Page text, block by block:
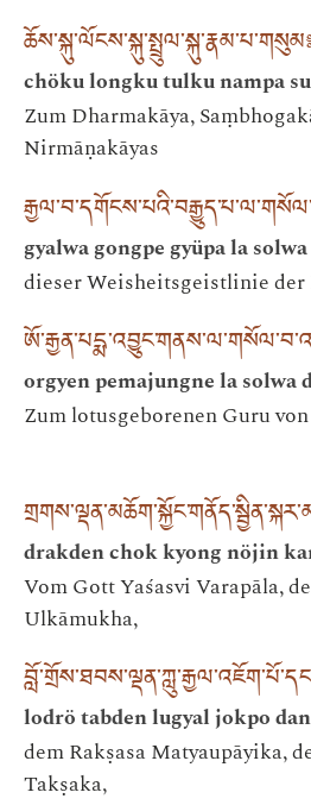
chöku longku tulku nampa
Zum Dharmakāya,
Nirmāṇakāyas
gyalwa gongpe gyüpa la
dieser Weisheitsgeistlinie der
orgyen pemajungne la solwa
Zum lotusgeborenen Guru
drakden chok kyong nöjin
Vom Gott Yaśasvi Varapāla,
Ulkāmukha,
lodrö tabden lugyal jokpo
dem Rakṣasa Matyaupāyika,
Takṣaka,